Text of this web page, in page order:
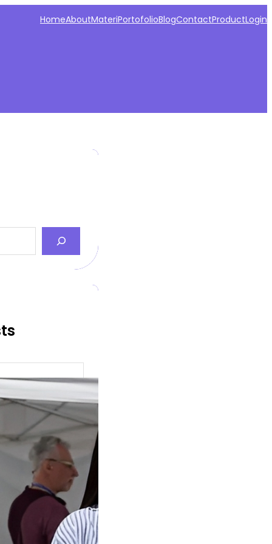
HomeAboutMateriPortofolioBlogContactProductLogin
Buat
Gimana
?